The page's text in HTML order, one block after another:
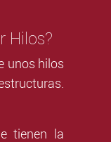
Hilos?
unos hilos
tienen la